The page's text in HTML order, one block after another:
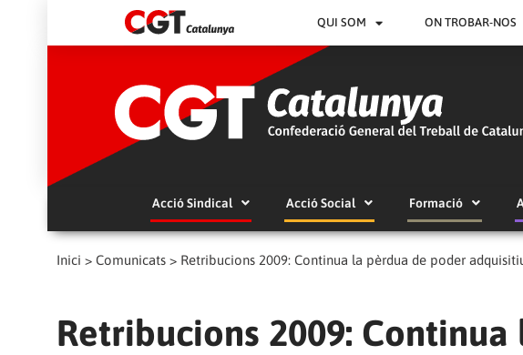
QUI SOM ON TROBAR-NOS
Acció Sindical Acció Social Formació
Inici > Comunicats > Retribucions 2009: Continua la pèrdua de poder
Retribucions 2009: